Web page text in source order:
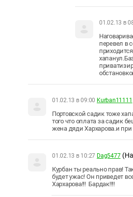
01.02.13 в
перевел в
01.02.13 в 09:00 Kurban11111
Портовской садик тоже
того что оплата за садик
жена дяди Хархарова.и
01.02.13 в 10:27 Dag5477
Курбан ты реально прав!
будет ужас! Он приведет
Хархарова!!! Бардак!!!!